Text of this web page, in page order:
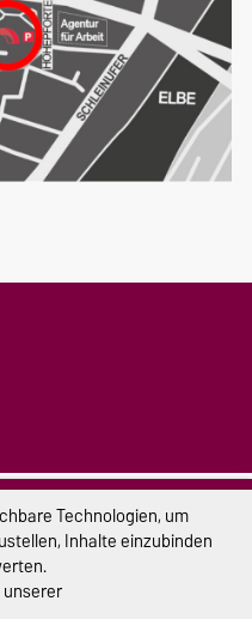
Technologien, um
Inhalte einzubinden